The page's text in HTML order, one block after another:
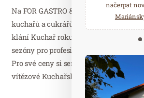
Na FOR GASTRO & HOTEL se pod
kuchařů a cukrářů ČR uskuteční již
klání Kuchař roku 2019. To ale není
sezóny pro profesionály se budou
Pro své ceny si sem přijdou mladí
vítězové Kuchařského MAKRO pětiboje.
načerpat
Několik
možnosti